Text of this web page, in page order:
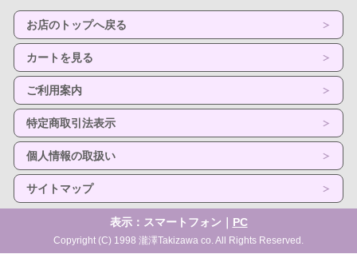
お店のトップへ戻る
カートを見る
ご利用案内
特定商取引法表示
個人情報の取扱い
サイトマップ
表示：スマートフォン｜ PC
Copyright (C) 1998 瀧澤Takizawa co. All Rights Reserved.